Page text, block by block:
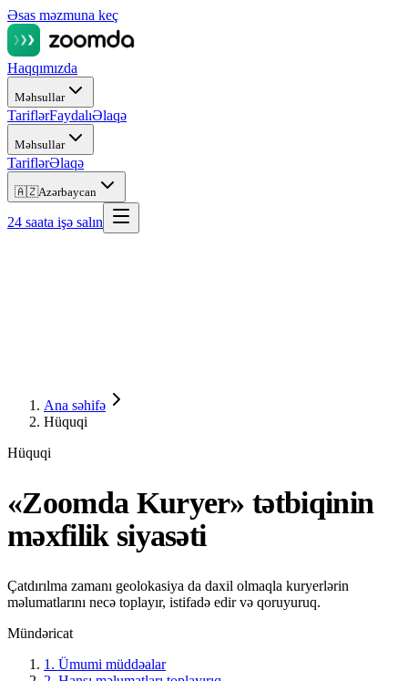
Əsas məzmuna keç
Haqqımızda
Məhsullar
TariflərFaydalıƏlaqə
Məhsullar
TariflərƏlaqə
🇦🇿Azərbaycan
24 saata işə salın
Ana səhifə
Hüquqi
Hüquqi
«Zoomda Kuryer» tətbiqinin
məxfilik siyasəti
Çatdırılma zamanı geolokasiya da daxil olmaqla kuryerlərin
məlumatlarını necə toplayır, istifadə edir və qoruyuruq.
Mündəricat
1. Ümumi müddəalar